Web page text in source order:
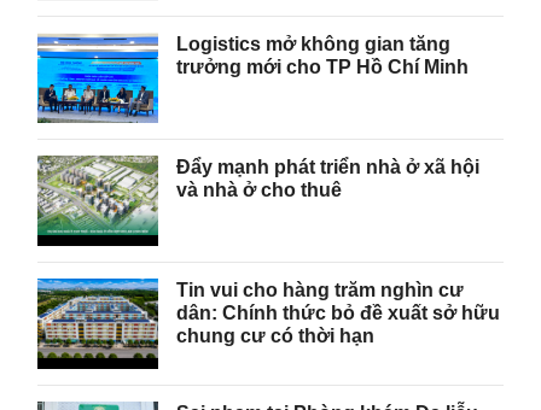
Logistics mở không gian tăng
trưởng mới cho TP Hồ Chí Minh
Đẩy mạnh phát triển nhà ở xã hội
và nhà ở cho thuê
Tin vui cho hàng trăm nghìn cư
dân: Chính thức bỏ đề xuất sở hữu
chung cư có thời hạn